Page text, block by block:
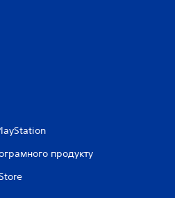
продукту